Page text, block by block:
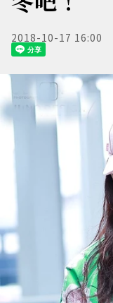
2018-10-17 16:00